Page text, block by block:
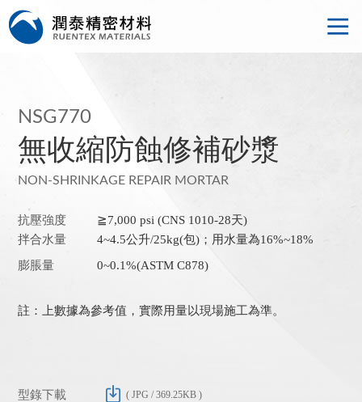
NSG770
無收縮防蝕修補砂漿
NON-SHRINKAGE REPAIR MORTAR
抗壓強度
≧7,000 psi (CNS 1010-28天)
拌合水量
4~4.5公升/25kg(包)；用水量為16%~18%
膨脹量
0~0.1%(ASTM C878)
註：上數據為參考值，實際用量以現場施工為準。
型錄下載 ( JPG / 369.25KB )